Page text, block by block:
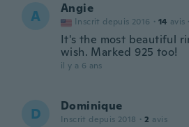
A Angie
Inscrit depuis 2016 · 14 avis ·
It's the most beautiful
wish. Marked 925 too!
il y a 6 ans
D Dominique
Inscrit depuis 2018 · 2 avis